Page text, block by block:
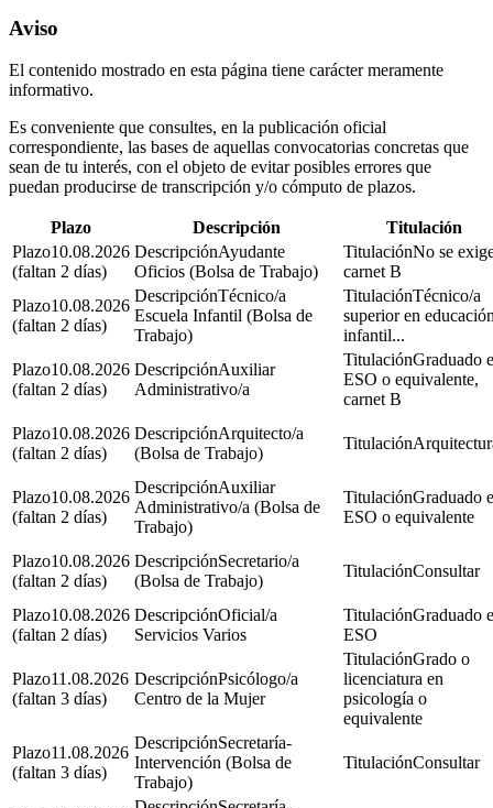
Aviso
El contenido mostrado en esta página tiene carácter meramente
informativo.
Es conveniente que consultes, en la publicación oficial
correspondiente, las bases de aquellas convocatorias concretas que
sean de tu interés, con el objeto de evitar posibles errores que
puedan producirse de transcripción y/o cómputo de plazos.
Plazo Descripción
Titulación
10.08.2026
(faltan 2 días)
Ayudante
Oficios (Bolsa de Trabajo)
No se
carnet B
10.08.2026
(faltan 2 días)
Técnico/a
Escuela Infantil (Bolsa de
Trabajo)
Técnico/a
superior en
infantil...
10.08.2026
(faltan 2 días)
Auxiliar
Administrativo/a
Graduado
ESO o equivalente,
carnet B
10.08.2026
(faltan 2 días)
Arquitecto/a
(Bolsa de Trabajo)
10.08.2026
(faltan 2 días)
Auxiliar
Administrativo/a (Bolsa de
Trabajo)
Graduado
ESO o equivalente
10.08.2026
(faltan 2 días)
Secretario/a
(Bolsa de Trabajo)
Consultar
10.08.2026
(faltan 2 días)
Oficial/a
Servicios Varios
Graduado
ESO
11.08.2026
(faltan 3 días)
Psicólogo/a
Centro de la Mujer
Grado o
licenciatura en
psicología o
equivalente
11.08.2026
(faltan 3 días)
Secretaría-
Intervención (Bolsa de
Trabajo)
Consultar